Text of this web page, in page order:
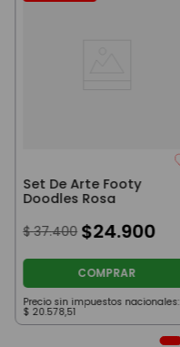
Set De Arte Footy
Doodles Rosa
$ 37.400 $24.900
COMPRAR
Precio sin impuestos nacionales:
$ 20.578,51